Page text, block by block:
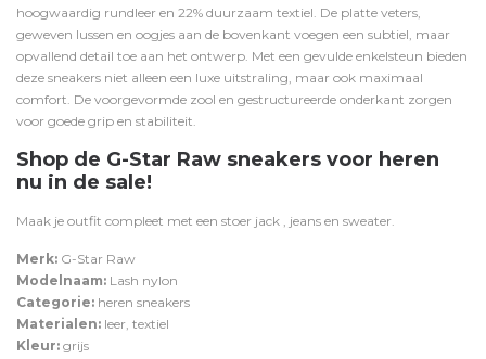
hoogwaardig rundleer en 22% duurzaam textiel. De platte veters,
geweven lussen en oogjes aan de bovenkant voegen een subtiel, maar
opvallend detail toe aan het ontwerp. Met een gevulde enkelsteun bieden
deze sneakers niet alleen een luxe uitstraling, maar ook maximaal
comfort. De voorgevormde zool en gestructureerde onderkant zorgen
voor goede grip en stabiliteit.
Shop de G-Star Raw sneakers voor heren
nu in de sale!
Maak je outfit compleet met een stoer jack jeans en sweater
Merk: G-Star Raw
Modelnaam: Lash nylon
Categorie: heren sneakers
Materialen: leer, textiel
Kleur: grijs